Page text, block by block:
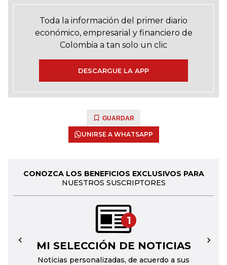
Toda la información del primer diario
económico, empresarial y financiero de
Colombia a tan solo un clic
DESCARGUE LA APP
GUARDAR
UNIRSE A WHATSAPP
CONOZCA LOS BENEFICIOS EXCLUSIVOS PARA
NUESTROS SUSCRIPTORES
1
MI SELECCIÓN DE NOTICIAS
Noticias personalizadas, de acuerdo a sus
← →